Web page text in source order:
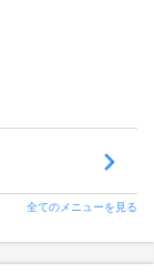
全てのメニューを見る